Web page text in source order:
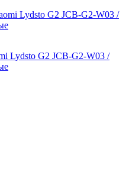
Lydsto G2 JCB-G2-W03 /